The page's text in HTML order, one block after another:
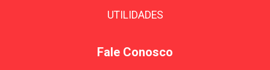
UTILIDADES
Fale Conosco